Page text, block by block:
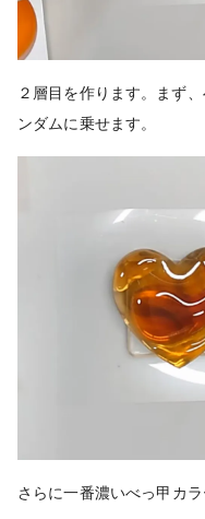
２層目を作ります。まず
ンダムに乗せます。
さらに一番濃いべっ甲カ